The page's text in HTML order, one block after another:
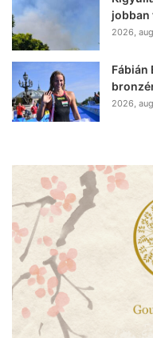
jobban
2026,
Fábián
2026,